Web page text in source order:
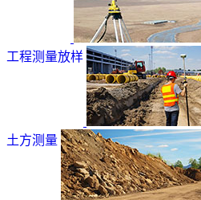
工程测量放样
土方测量